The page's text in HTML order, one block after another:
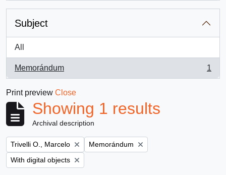
Subject
All
Memorándum
, 1 results
1
Print preview Close
Showing 1 results
Archival description
Remove filter:
Trivelli O., Marcelo Remove filter:
Memorándum
Remove filter:
With digital objects